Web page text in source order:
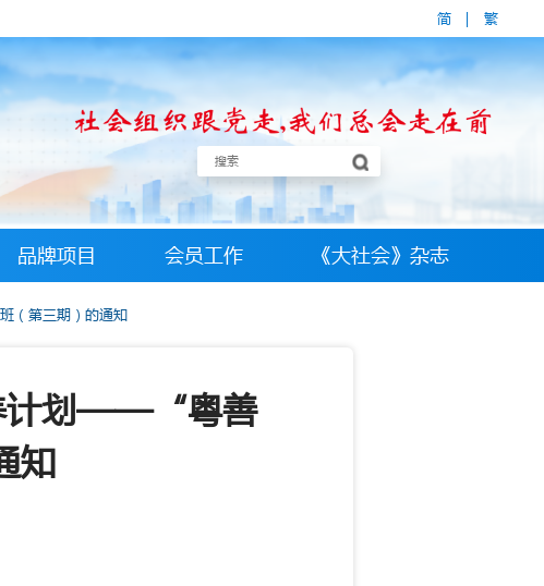
简 | 繁
品牌项目 会员工作 《大社会》杂志
（第三期）的通知
计划——“粤善
知